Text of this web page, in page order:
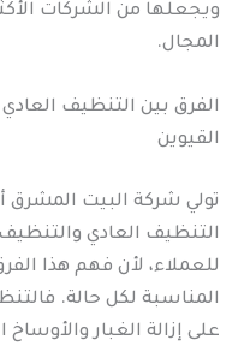
ويجعلها من الشركات
المجال.
الفرق بين التنظيف
القيوين
تولي شركة البيت المشرق
التنظيف العادي
للعملاء، لأن فهم هذا
المناسبة لكل حالة.
على إزالة الغبار